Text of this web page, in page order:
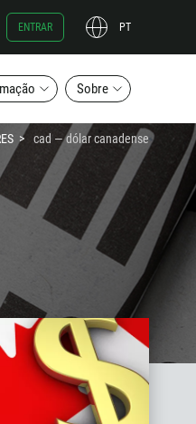
ENTRAR PT
Sobre
cad — dólar canadense